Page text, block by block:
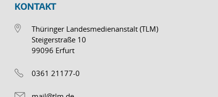
KONTAKT
Thüringer Landesmedienanstalt (TLM)
Steigerstraße 10
99096 Erfurt
0361 21177-0